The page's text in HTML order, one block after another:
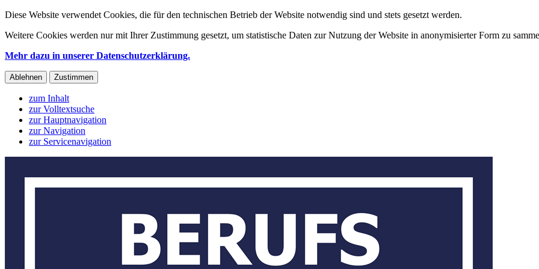
Diese Website verwendet Cookies, die für den technischen Betrieb der Website notwendig sind und stets gesetzt werden.
Weitere Cookies werden nur mit Ihrer Zustimmung gesetzt, um statistische Daten zur Nutzung der Website in anonymisierter Form zu
Mehr dazu in unserer Datenschutzerklärung.
Ablehnen Zustimmen
zum Inhalt
zur Volltextsuche
zur Hauptnavigation
zur Navigation
zur Servicenavigation